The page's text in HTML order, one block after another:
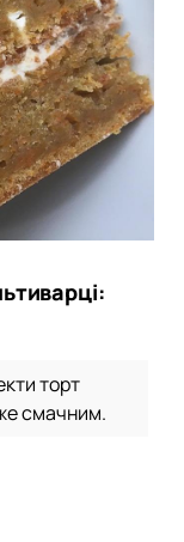
торт
смачним.